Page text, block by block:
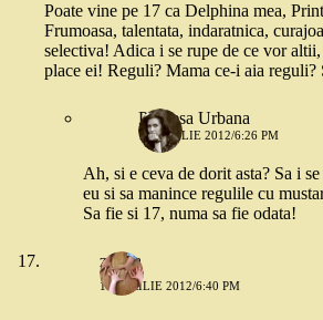
Poate vine pe 17 ca Delphina mea,
Frumoasa, talentata, indaratnica,
selectiva! Adica i se rupe de ce vor
place ei! Reguli? Mama ce-i aia reguli?
Printesa Urbana
10 APRILIE 2012/6:26 PM
Ah, si e ceva de dorit asta? Sa i
eu si sa manince regulile cu
Sa fie si 17, numa sa fie odata!
zarina
10 APRILIE 2012/6:40 PM